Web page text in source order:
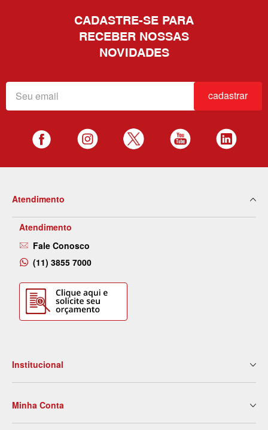
CADASTRE-SE PARA
RECEBER NOSSAS
NOVIDADES
cadastrar
Atendimento
Atendimento
Fale Conosco
(11) 3855 7000
Institucional
Nossas Lojas
Serviços
Minha Conta